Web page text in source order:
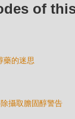
of
藥的迷思
攝取膽固醇警告